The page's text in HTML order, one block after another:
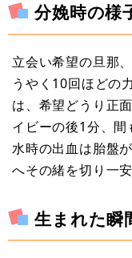
分娩時の様
立会い希望の旦那
うやく10回ほどの
は、希望どうり正
イビーの後1分、
水時の出血は胎盤
へその緒を切り一安
生まれた瞬